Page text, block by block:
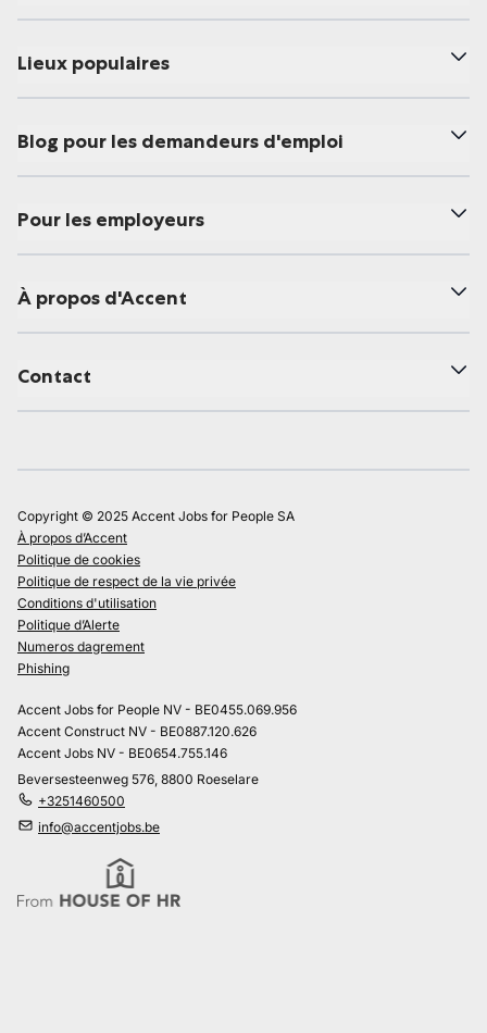
Lieux populaires
Blog pour les demandeurs d'emploi
Pour les employeurs
À propos d'Accent
Contact
Copyright © 2025 Accent Jobs for People SA
À propos d’Accent
Politique de cookies
Politique de respect de la vie privée
Conditions d'utilisation
Politique d’Alerte
Numeros dagrement
Phishing
Accent Jobs for People NV - BE0455.069.956
Accent Construct NV - BE0887.120.626
Accent Jobs NV - BE0654.755.146
Beversesteenweg 576, 8800 Roeselare
+3251460500
info@accentjobs.be